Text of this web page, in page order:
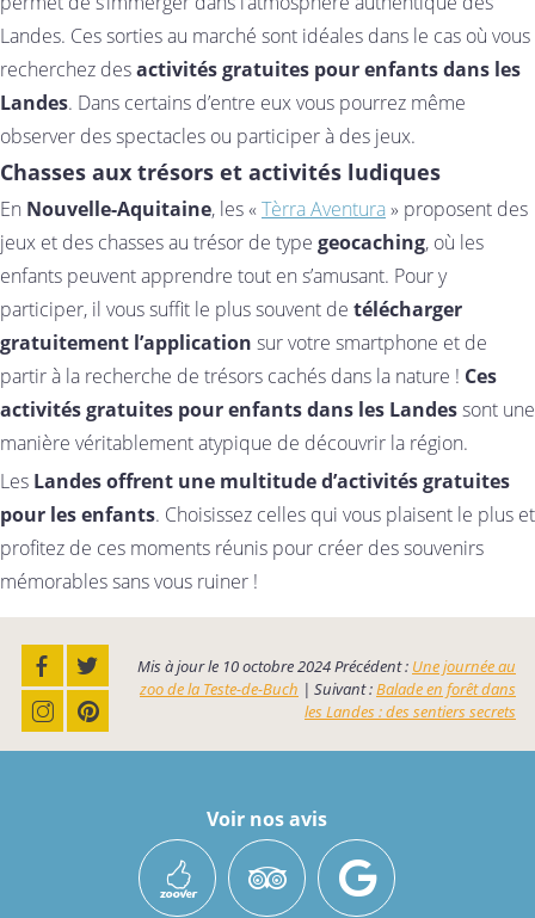
Landes. Ces sorties au marché sont idéales dans le cas où vous
recherchez desactivités gratuites pour enfants dans les
Landes. Dans certains d’entre eux vous pourrez même
observer des spectacles ou participer à des jeux.
Chasses aux trésors et activités ludiques
En Nouvelle-Aquitaine, les «Tèrra Aventura» proposent des
jeux et des chasses au trésor de type geocaching, où les
enfants peuvent apprendre tout en s’amusant. Pour y
participer, il vous suffit le plus souvent de télécharger
gratuitement l’application sur votre smartphone et de
partir à la recherche de trésors cachés dans la nature ! Ces
activités gratuites pour enfants dans les Landessont une
manière véritablement atypique de découvrir la région.
Les Landes offrent une multitude d’activités gratuites
pour les enfants. Choisissez celles qui vous plaisent le plus et
profitez de ces moments réunis pour créer des souvenirs
mémorables sans vous ruiner !
Mis à jour le 10 octobre 2024Précédent : Une journée au
zoo de la Teste-de-Buch | Suivant :Balade en forêt dans
les Landes : des sentiers secrets
Voir nos avis